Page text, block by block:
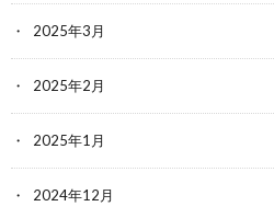
2025年3月
2025年2月
2025年1月
2024年12月